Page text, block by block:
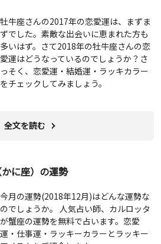
牡牛座さんの2017年の恋愛運は、まずま
ずでした。素敵な出会いに恵まれた方も
多いはず。さて2018年の牡牛座さんの恋
愛運はどうなっているのでしょうか？さ
っそく、恋愛運・結婚運・ラッキカラー
をチェックしてみましょう。
全文を読む
かに座）の運勢
今月の運勢(2018年12月)はどんな運勢な
のでしょうか。 人気占い師、カルロッタ
が蟹座の運勢を無料で占います。恋愛
運・仕事運・ラッキーカラーとラッキー